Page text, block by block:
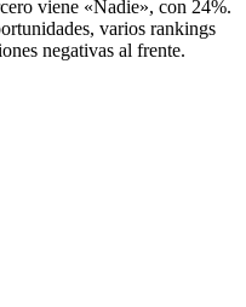
viene «Nadie», con 24%.
varios rankings
negativas al frente.